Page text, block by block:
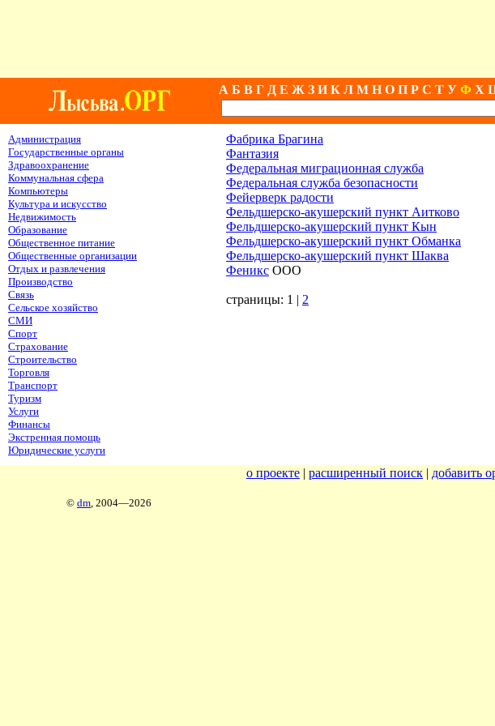
А Б В Г Д Е Ж З И К Л М Н О П Р С Т У Ф Х
Администрация
Государственные органы
Здравоохранение
Коммунальная сфера
Компьютеры
Культура и искусство
Недвижимость
Образование
Общественное питание
Общественные организации
Отдых и развлечения
Производство
Связь
Сельское хозяйство
СМИ
Спорт
Страхование
Строительство
Торговля
Транспорт
Туризм
Услуги
Финансы
Экстренная помощь
Юридические услуги
Фабрика Брагина
Фантазия
Федеральная миграционная служба
Федеральная служба безопасности
Фейерверк радости
Фельдшерско-акушерский пункт Аитково
Фельдшерско-акушерский пункт Кын
Фельдшерско-акушерский пункт Обманка
Фельдшерско-акушерский пункт Шаква
Феникс ООО
страницы: 1 | 2
о проекте | расширенный поиск | добавить
© dm, 2004—2026